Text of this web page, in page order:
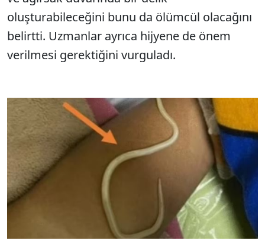
oluşturabileceğini bunu da ölümcül olacağını
belirtti. Uzmanlar ayrıca hijyene de önem
verilmesi gerektiğini vurguladı.